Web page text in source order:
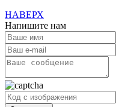
НАВЕРХ
Напишите нам